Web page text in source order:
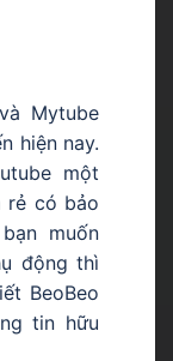
Mytube
hiện nay.
một
rẻ có bảo
muốn
động thì
BeoBeo
tin hữu